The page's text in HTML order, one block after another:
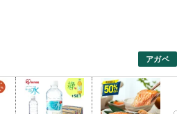
アガベ